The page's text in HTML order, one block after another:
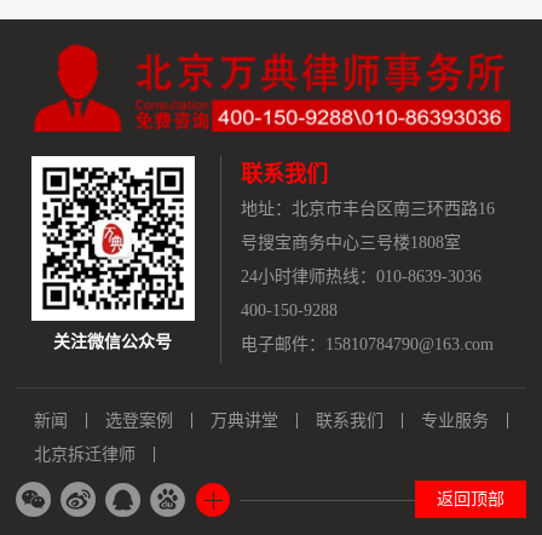
关注微信公众号
联系我们
地址： 北京市丰台区南三环西路16
号搜宝商务中心三号楼1808室
24小时律师热线：010-8639-3036
400-150-9288
电子邮件：15810784790@163.com
新闻 选登案例 万典讲堂 联系我们
专业服务
北京拆迁律师
返回顶部